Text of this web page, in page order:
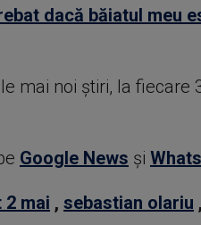
dacă băiatul meu
mai noi știri, la fiecare
Google News şi
2 mai , sebastian olariu ,